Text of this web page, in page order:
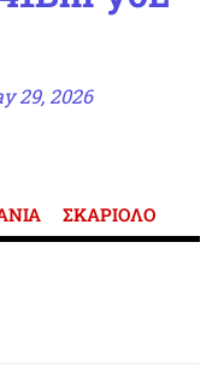
29, 2026
ΣΚΑΡΙΟΛΟ